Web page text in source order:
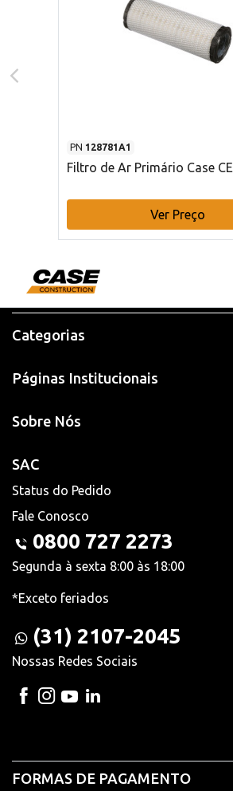
PN 128781A1
Filtro de Ar Primário Case CE
Ver Preço
Categorias
Páginas Institucionais
Sobre Nós
SAC
Status do Pedido
Fale Conosco
0800 727 2273
Segunda à sexta 8:00 às 18:00
*Exceto feriados
(31) 2107-2045
Nossas Redes Sociais
FORMAS DE PAGAMENTO